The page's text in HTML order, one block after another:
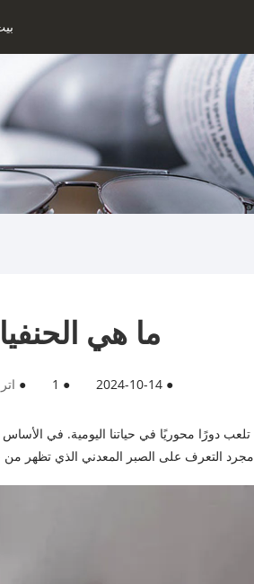
ما هي
●
2024-10-14
●
1
●
دورًا محوريًا في حياتنا اليومية. في
التعرف على الصبر المعدني الذي تظهر من